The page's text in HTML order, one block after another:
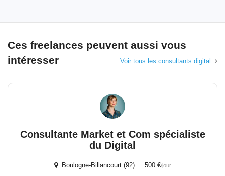
Ces freelances peuvent aussi vous
intéresser
Voir tous les consultants digital
Consultante Market et Com spécialiste
du Digital
Boulogne-Billancourt (92) 500 €/jour